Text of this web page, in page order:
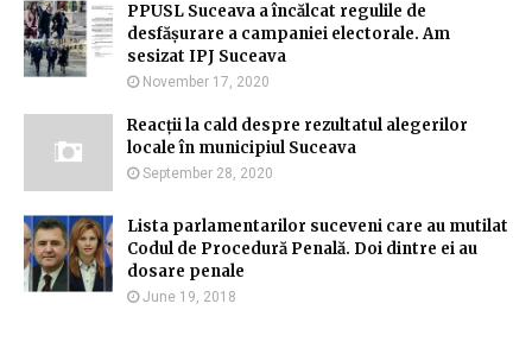
PPUSL Suceava a încălcat regulile de
desfășurare a campaniei electorale. Am
sesizat IPJ Suceava
November 17, 2020
Reacții la cald despre rezultatul alegerilor
locale în municipiul Suceava
September 28, 2020
Lista parlamentarilor suceveni care au mutilat
Codul de Procedură Penală. Doi dintre ei au
dosare penale
June 19, 2018